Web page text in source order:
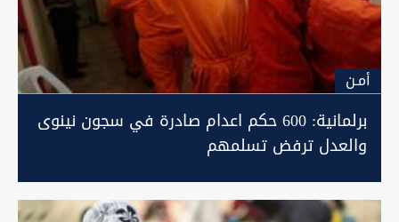
أمـن
برلمانية: 600 حكم اعدام صادرة في سجون نينوى
والعدل ترفض تسلمهم